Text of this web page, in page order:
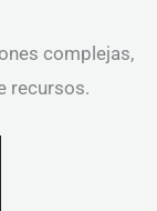
complejas,
recursos.